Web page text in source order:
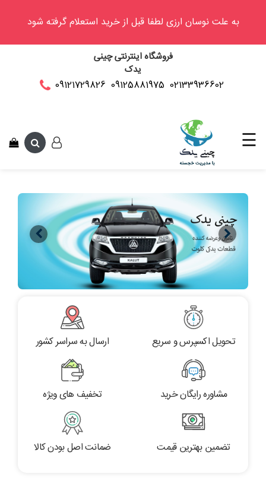
به علت نوسان ارزی لطفا قبل از خرید استعلام گرفته شود
فروشگاه اینترنتی چینی
یدک
02133936602
09125881975
09121729826
وینگل
سی
کاپرا
☰
تحویل اکسپرس و سریع ارسال به سراسر کشور
مشاوره رایگان خرید تخفیف های ویژه
تضمین بهترین قیمت ضمانت اصل بودن کالا